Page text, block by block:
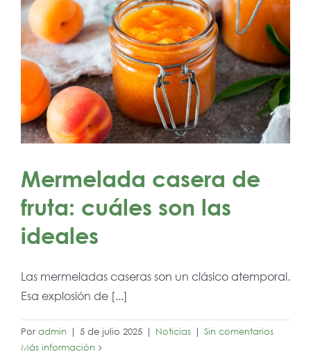
Mermelada casera de
fruta: cuáles son las
ideales
Las mermeladas caseras son un clásico atemporal.
Esa explosión de [...]
Por admin | 5 de julio 2025 | Noticias | Sin comentarios
Más información